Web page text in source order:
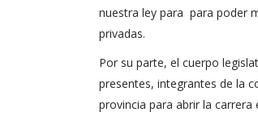
nuestra ley para para poder
privadas.
Por su parte, el cuerpo
presentes, integrantes de la
provincia para abrir la